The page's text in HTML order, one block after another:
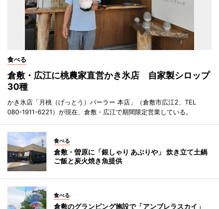
食べる
倉敷・広江に桃農家直営かき氷店 自家製シロップ
30種
かき氷店「月桃（げっとう）パーラー 本店」（倉敷市広江2、TEL
080-1911-6221）が現在、倉敷・広江で期間限定営業している。
食べる
倉敷・曽原に「銀しゃり あぶりや」 炊き立て土鍋
ご飯と炭火焼き魚提供
食べる
倉敷のグランピング施設で「アンブレラスカイ」